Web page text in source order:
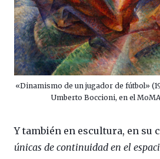
«Dinamismo de un jugador de fútbol»
Umberto Boccioni, en el
Y también en escultura, en su
únicas de continuidad en el